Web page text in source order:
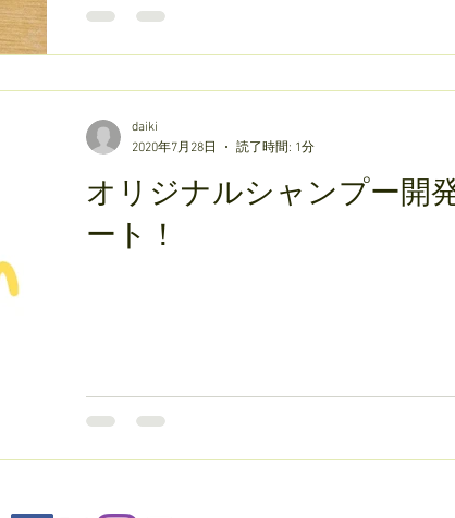
オリジナルシャンプー開
ート！
daiki
2020年7月28日
読了時間: 1分